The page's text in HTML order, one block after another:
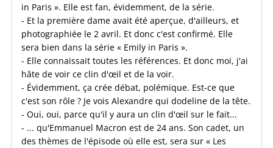
in Paris ». Elle est fan, évidemment, de la série.
- Et la première dame avait été aperçue, d'ailleurs, et
photographiée le 2 avril. Et donc c'est confirmé. Elle
sera bien dans la série « Emily in Paris ».
- Elle connaissait toutes les références. Et donc moi, j'ai
hâte de voir ce clin d'œil et de la voir.
- Évidemment, ça crée débat, polémique. Est-ce que
c'est son rôle ? Je vois Alexandre qui dodeline de la tête.
- Oui, oui, parce qu'il y aura un clin d'œil sur le fait...
- ... qu'Emmanuel Macron est de 24 ans. Son cadet, un
des thèmes de l'épisode où elle est, sera sur « Les